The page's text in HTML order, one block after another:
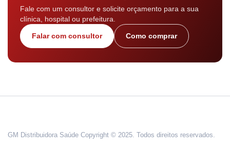
Fale com um consultor e solicite orçamento para a sua
clínica, hospital ou prefeitura.
Falar com consultor Como comprar
GM Distribuidora Saúde Copyright © 2025. Todos direitos reservados.